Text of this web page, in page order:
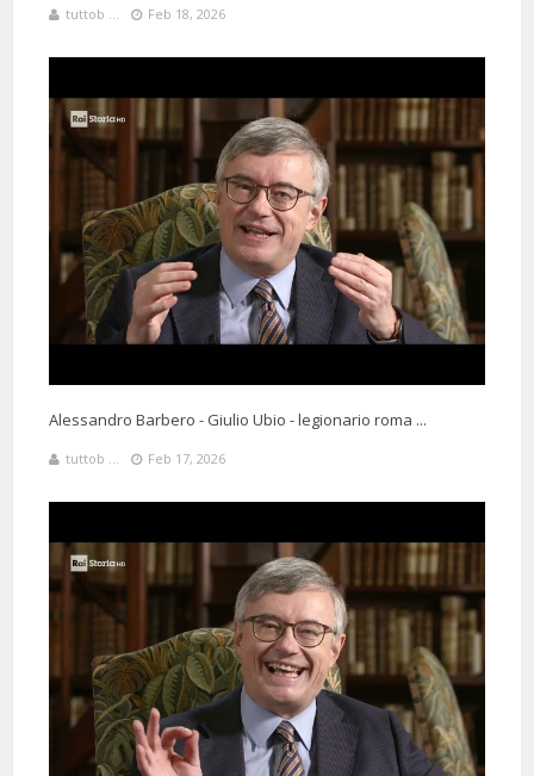
tuttob ... Feb 18, 2026
Alessandro Barbero - Giulio Ubio - legionario roma ...
tuttob ... Feb 17, 2026